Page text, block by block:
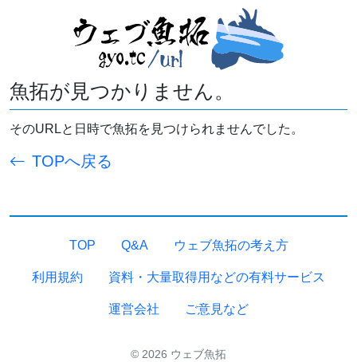
魚拓が見つかりません。
そのURLと日時で魚拓を見つけられませんでした。
TOPへ戻る
TOP Q&A ウェブ魚拓の考え方
利用規約 資料・大量取得用などの有料サービス
運営会社 ご意見など
© 2026 ウェブ魚拓